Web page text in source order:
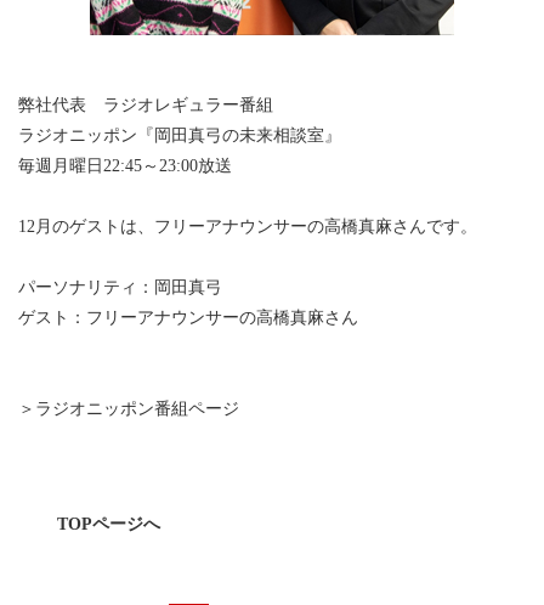
弊社代表 ラジオレギュラー番組
ラジオニッポン『岡田真弓の未来相談室』
毎週月曜日22:45～23:00放送
12月のゲストは、フリーアナウンサーの高橋真麻さんです。
パーソナリティ：岡田真弓
ゲスト：フリーアナウンサーの高橋真麻さん
＞ラジオニッポン番組ページ
TOPページへ